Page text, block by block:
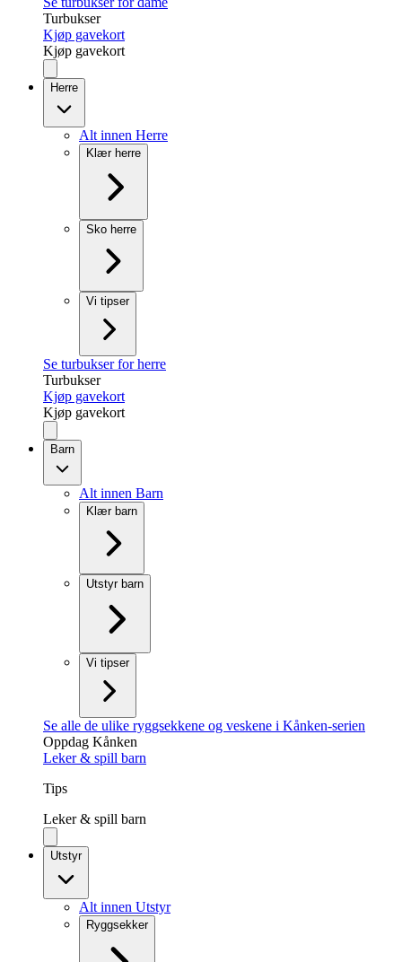
Turbukser
Kjøp gavekort
Kjøp gavekort
Herre
Alt innen Herre
Klær herre
Sko herre
Vi tipser
Se turbukser for herre
Turbukser
Kjøp gavekort
Kjøp gavekort
Barn
Alt innen Barn
Klær barn
Utstyr barn
Vi tipser
Se alle de ulike ryggsekkene og veskene i Kånken-serien
Oppdag Kånken
Leker & spill barn
Tips
Leker & spill barn
Utstyr
Alt innen Utstyr
Ryggsekker